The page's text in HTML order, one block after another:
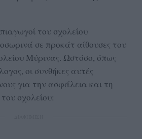
του σχολείου
σε προκάτ αίθουσες του
Μύρινας. Ωστόσο, όπως
οι συνθήκες αυτές
για την ασφάλεια και τη
σχολείου: